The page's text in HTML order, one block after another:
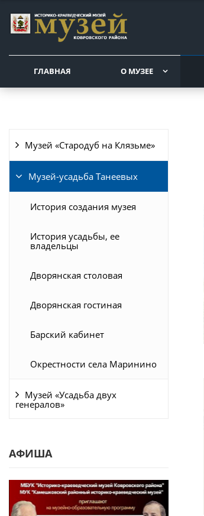
ГЛАВНАЯ О МУЗЕЕ
Музей «Стародуб на Клязьме»
Музей-усадьба Танеевых
История создания музея
История усадьбы, ее
владельцы
Дворянская столовая
Дворянская гостиная
Барский кабинет
Окрестности села Маринино
Музей «Усадьба двух
генералов»
АФИША